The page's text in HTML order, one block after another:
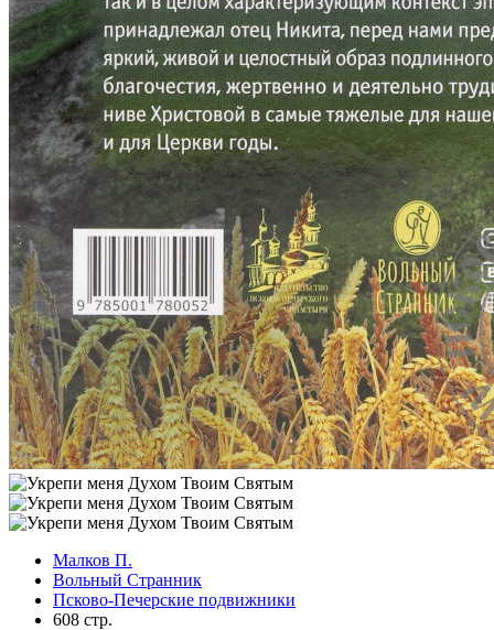
Малков П.
Вольный Странник
Псково-Печерские подвижники
608 стр.